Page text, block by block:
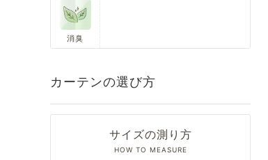
消臭
カーテンの選び方
サイズの測り方
HOW TO MEASURE